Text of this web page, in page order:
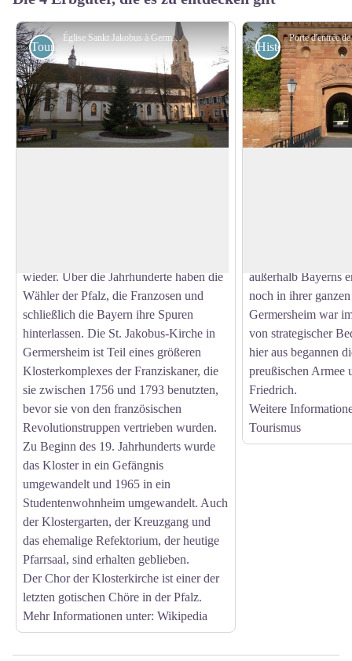
Église Sankt Jakobus à Germersheim - Wikimedia Commons P170 - Eigenes Werk
Touristisch
wieder. Über die Jahrhunderte haben die
Wähler der Pfalz, die Franzosen und
schließlich die Bayern ihre Spuren
hinterlassen. Die St. Jakobus-Kirche in
Germersheim ist Teil eines größeren
Klosterkomplexes der Franziskaner, die
sie zwischen 1756 und 1793 benutzten,
bevor sie von den französischen
Revolutionstruppen vertrieben wurden.
Zu Beginn des 19. Jahrhunderts wurde
das Kloster in ein Gefängnis
umgewandelt und 1965 in ein
Studentenwohnheim umgewandelt. Auch
der Klostergarten, der Kreuzgang und
das ehemalige Refektorium, der heutige
Pfarrsaal, sind erhalten geblieben.
Der Chor der Klosterkirche ist einer der
letzten gotischen Chöre in der Pfalz.
Mehr Informationen unter: Wikipedia
Historisch
außerhalb Bayerns
noch in ihrer
Germersheim war
von strategischer
hier aus begannen
preußischen Armee
Friedrich.
Weitere
Tourismus